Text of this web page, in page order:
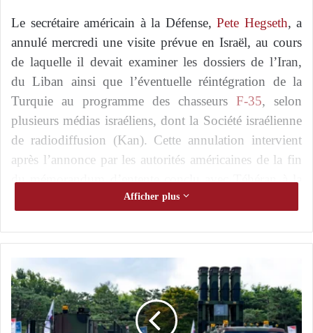
Le secrétaire américain à la Défense, Pete Hegseth, a
annulé mercredi une visite prévue en Israël, au cours
de laquelle il devait examiner les dossiers de l’Iran,
du Liban ainsi que l’éventuelle réintégration de la
Turquie au programme des chasseurs F-35, selon
plusieurs médias israéliens, dont la Société israélienne
de radiodiffusion (Kan). Cette annulation intervient
après l’annonce par les autorités américaines de la fin
du mémorandum d’entente conclu avec Téhéran à la
suite des attaques contre des navires dans le détroit
d’Ormuz.
Les coulisses de l’accord entre les États-Unis
et l’Iran : discussions tendues, scepticisme et
pression
Observations inquiétantes et sphères
Afficher plus
a
S
u
i